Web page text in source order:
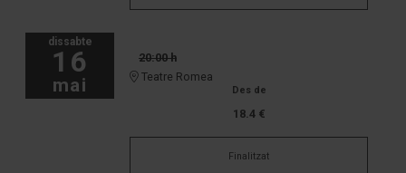
dissabte
16
mai
20:00 h
Teatre Romea
Des de
18.4 €
Finalitzat